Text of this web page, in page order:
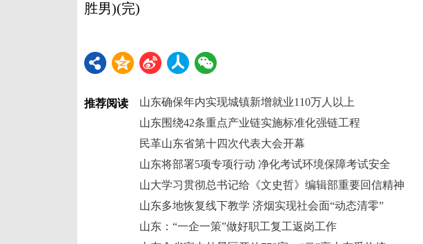
胜男)(完)
推荐阅读
山东确保年内实现城镇新增就业110万人以上
山东围绕42条重点产业链实施标准化强链工程
民革山东省第十四次代表大会开幕
山东将部署5项专项行动 净化考试环境保障考试安全
山大学习贯彻总书记给《文史哲》编辑部重要回信精神
山东多地恢复线下教学 济烟实现社会面“动态清零”
山东：“一企一策”做好职工复工返岗工作